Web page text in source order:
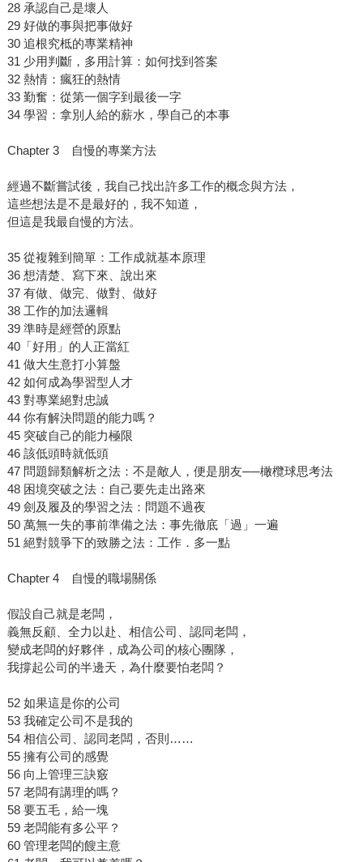
28 承認自己是壞人
29 好做的事與把事做好
30 追根究柢的專業精神
31 少用判斷，多用計算：如何找到答案
32 熱情：瘋狂的熱情
33 勤奮：從第一個字到最後一字
34 學習：拿別人給的薪水，學自己的本事
Chapter 3 自慢的專業方法
經過不斷嘗試後，我自己找出許多工作的概念與方法，
這些想法是不是最好的，我不知道，
但這是我最自慢的方法。
35 從複雜到簡單：工作成就基本原理
36 想清楚、寫下來、說出來
37 有做、做完、做對、做好
38 工作的加法邏輯
39 準時是經營的原點
40「好用」的人正當紅
41 做大生意打小算盤
42 如何成為學習型人才
43 對專業絕對忠誠
44 你有解決問題的能力嗎？
45 突破自己的能力極限
46 該低頭時就低頭
47 問題歸類解析之法：不是敵人，便是朋友──橄欖球思考法
48 困境突破之法：自己要先走出路來
49 劍及履及的學習之法：問題不過夜
50 萬無一失的事前準備之法：事先徹底「過」一遍
51 絕對競爭下的致勝之法：工作．多一點
Chapter 4 自慢的職場關係
假設自己就是老闆，
義無反顧、全力以赴、相信公司、認同老闆，
變成老闆的好夥伴，成為公司的核心團隊，
我撐起公司的半邊天，為什麼要怕老闆？
52 如果這是你的公司
53 我確定公司不是我的
54 相信公司、認同老闆，否則……
55 擁有公司的感覺
56 向上管理三訣竅
57 老闆有講理的嗎？
58 要五毛，給一塊
59 老闆能有多公平？
60 管理老闆的餿主意